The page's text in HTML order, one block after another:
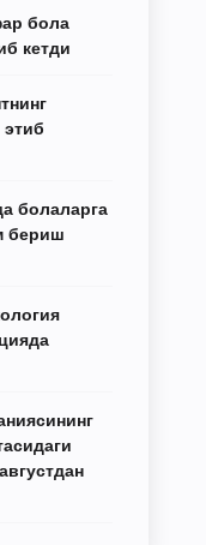
бола
кетди
болаларга
бериш